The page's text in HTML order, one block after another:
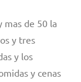
mas de 50 la
y tres
y los
y cenas